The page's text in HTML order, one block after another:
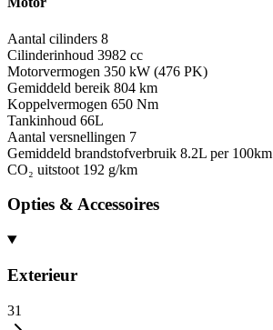
Aantal cilinders 8
Cilinderinhoud 3982 cc
Motorvermogen 350 kW (476 PK)
Gemiddeld bereik 804 km
Koppelvermogen 650 Nm
Tankinhoud 66L
Aantal versnellingen 7
Gemiddeld brandstofverbruik 8.2L per 100km
CO₂ uitstoot 192 g/km
Opties & Accessoires
Exterieur
31